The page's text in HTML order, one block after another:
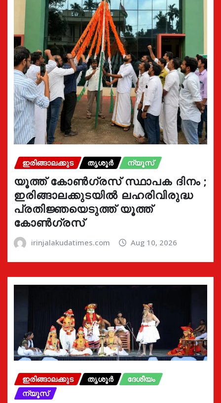
ഇരിങ്ങാലക്കുട തൃശൂർ ന്യൂസ്
യൂത്ത് കോൺഗ്രസ്‌ സ്ഥാപക ദിനം ;
ഇരിങ്ങാലക്കുടയിൽ ലഹരിവിരുദ്ധ
പ്രതിജ്ഞയെടുത്ത് യൂത്ത്
കോൺഗ്രസ്
irinjalakudatimes.com Aug 10, 2026
ഇരിങ്ങാലക്കുട തൃശൂർ
ദേശീയം
ന്യൂസ്